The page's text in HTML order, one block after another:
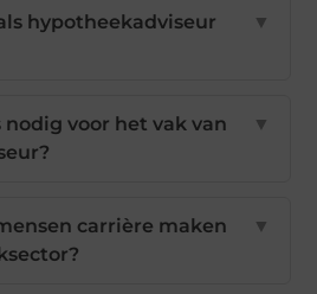
hypotheekadviseur
▼
nodig voor het vak van
▼
carrière maken
▼